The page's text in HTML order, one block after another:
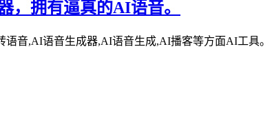
，拥有逼真的AI语音。
语音,AI语音生成器,AI语音生成,AI播客等方面AI工具。